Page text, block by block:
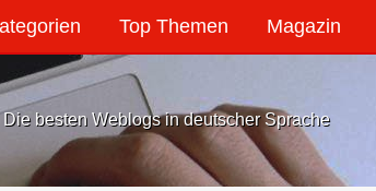
Top Themen Magazin
Die besten Weblogs in deutscher Sprache